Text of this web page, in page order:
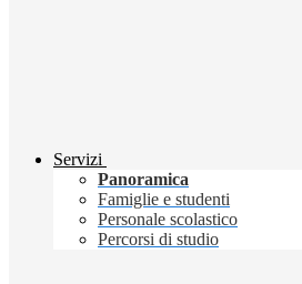
Servizi
Panoramica
Famiglie e studenti
Personale scolastico
Percorsi di studio